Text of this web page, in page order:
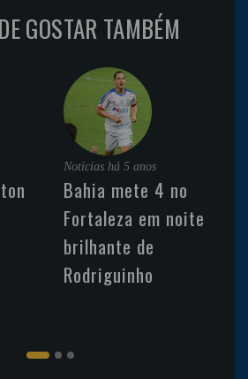
GOSTAR TAMBÉM
Noticias há 5 anos
Bahia mete 4 no
Fortaleza em noite
brilhante de
Rodriguinho